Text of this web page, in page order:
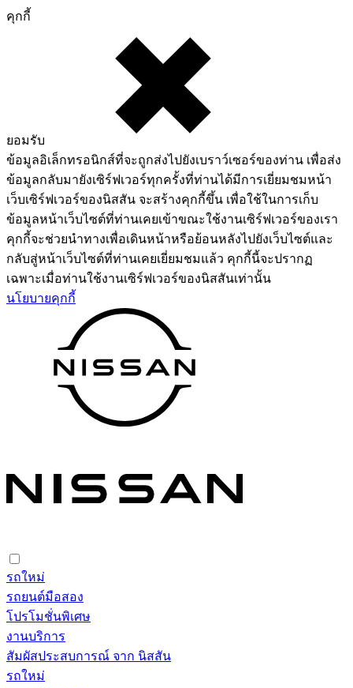
คุกกี้
ยอมรับ
ข้อมูลอิเล็กทรอนิกส์ที่จะถูกส่งไปยังเบราว์เซอร์ของท่าน เพื่อส่ง
ข้อมูลกลับมายังเซิร์ฟเวอร์ทุกครั้งที่ท่านได้มีการเยี่ยมชมหน้า
เว็บเซิร์ฟเวอร์ของนิสสัน จะสร้างคุกกี้ขึ้น เพื่อใช้ในการเก็บ
ข้อมูลหน้าเว็บไซต์ที่ท่านเคยเข้าขณะใช้งานเซิร์ฟเวอร์ของเรา
คุกกี้จะช่วยนำทางเพื่อเดินหน้าหรือย้อนหลังไปยังเว็บไซต์และ
กลับสู่หน้าเว็บไซต์ที่ท่านเคยเยี่ยมชมแล้ว คุกกี้นี้จะปรากฏ
เฉพาะเมื่อท่านใช้งานเซิร์ฟเวอร์ของนิสสันเท่านั้น
นโยบายคุกกี้
รถใหม่
รถยนต์มือสอง
โปรโมชั่นพิเศษ
งานบริการ
สัมผัสประสบการณ์ จาก นิสสัน
รถใหม่